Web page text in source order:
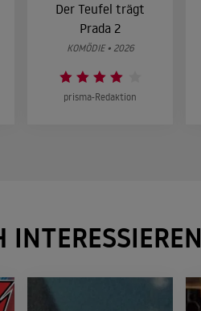
Der Teufel trägt
Prada 2
KOMÖDIE • 2026
prisma-Redaktion